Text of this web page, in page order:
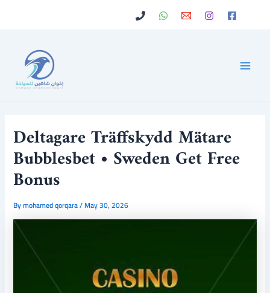
Deltagare Träffskydd Mätare
Bubblesbet • Sweden Get Free
Bonus
Bymohamed qorqara/May 30, 2026